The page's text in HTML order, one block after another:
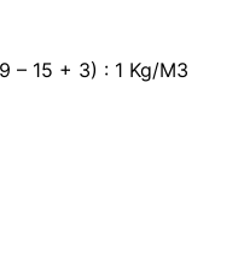
– 15 + 3) : 1 Kg/M3